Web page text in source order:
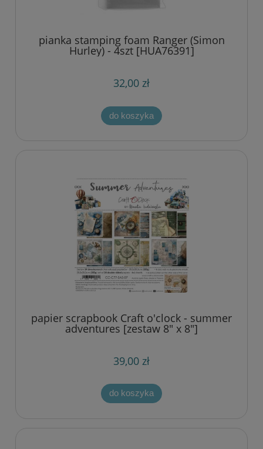
pianka stamping foam Ranger (Simon
Hurley) - 4szt [HUA76391]
32,00 zł
do koszyka
papier scrapbook Craft o'clock - summer
adventures [zestaw 8" x 8"]
39,00 zł
do koszyka